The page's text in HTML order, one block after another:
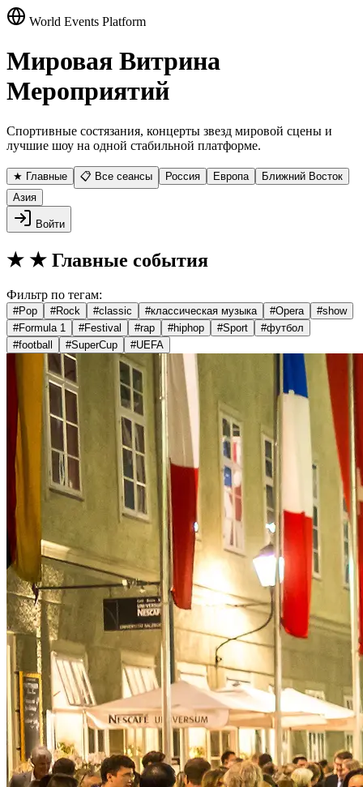
World Events Platform
Мировая Витрина
Мероприятий
Спортивные состязания, концерты звезд мировой сцены и
лучшие шоу на одной стабильной платформе.
★ Главные 📋 Все сеансы Россия Европа
Ближний Восток
Азия
Войти
★ ★ Главные события
Фильтр по тегам:
#Pop #Rock #classic #классическая музыка #Opera #show
#Formula 1 #Festival #rap #hiphop #Sport #футбол
#football #SuperCup #UEFA